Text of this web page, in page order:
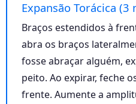
Expansão Torácica (3
Braços estendidos à
abra os braços
fosse abraçar alguém,
peito. Ao expirar, feche
frente. Aumente a